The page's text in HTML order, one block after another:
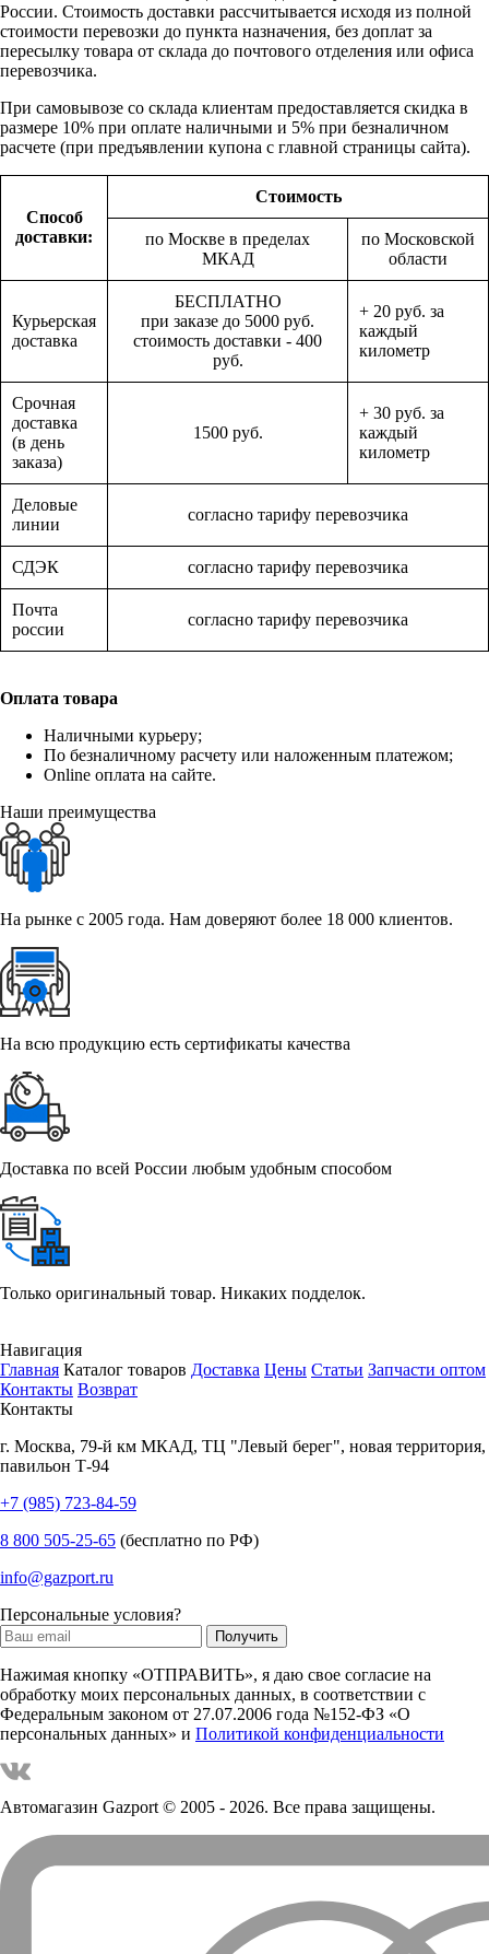
России. Стоимость доставки рассчитывается исходя из полной
стоимости перевозки до пункта назначения, без доплат за
пересылку товара от склада до почтового отделения или офиса
перевозчика.
При самовывозе со склада клиентам предоставляется скидка в
размере 10% при оплате наличными и 5% при безналичном
расчете (при предъявлении купона с главной страницы сайта).
Способ
доставки:
Стоимость
по Москве в пределах
МКАД
по Московской
области
Курьерская
доставка
БЕСПЛАТНО
при заказе до 5000 руб.
стоимость доставки - 400
руб.
+ 20 руб. за
каждый
километр
Срочная
доставка
(в день
заказа)
1500 руб.
+ 30 руб. за
каждый
километр
Деловые
линии
согласно тарифу перевозчика
СДЭК согласно тарифу перевозчика
Почта
россии
согласно тарифу перевозчика
Оплата товара
Наличными курьеру;
По безналичному расчету или наложенным платежом;
Online оплата на сайте.
Наши преимущества
На рынке с 2005 года. Нам доверяют более 18 000 клиентов.
На всю продукцию есть сертификаты качества
Доставка по всей России любым удобным способом
Только оригинальный товар. Никаких подделок.
Навигация
Главная Каталог товаров Доставка Цены Статьи Запчасти оптом
Контакты Возврат
Контакты
г. Москва, 79-й км МКАД, ТЦ "Левый берег", новая территория,
павильон Т-94
+7 (985) 723-84-59
8 800 505-25-65 (бесплатно по РФ)
info@gazport.ru
Персональные условия?
Нажимая кнопку «ОТПРАВИТЬ», я даю свое согласие на
обработку моих персональных данных, в соответствии с
Федеральным законом от 27.07.2006 года №152-ФЗ «О
персональных данных» и Политикой конфиденциальности
Автомагазин Gazport© 2005 - 2026. Все права защищены.